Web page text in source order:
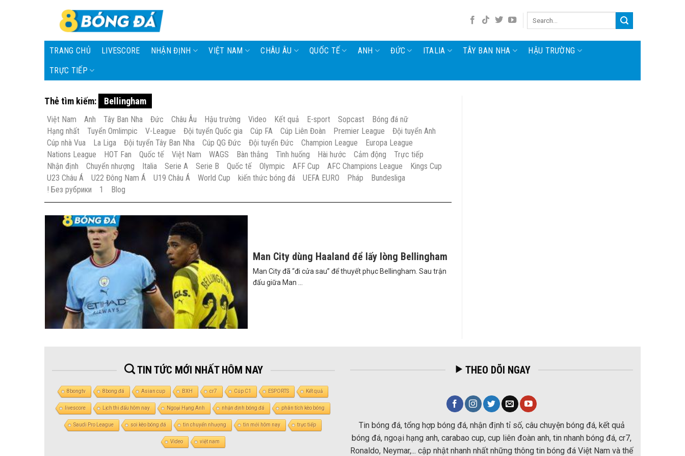
content
TRANG CHỦ
LIVESCORE NHẬN ĐỊNH VIỆT NAM CHÂU ÂU QUỐC TẾ ANH ĐỨC ITALIA TÂY BAN NHA HẬU TRƯỜNG
TRỰC TIẾP
Thẻ tìm kiếm: Bellingham
Việt Nam Anh Tây Ban Nha Đức Châu Âu Hậu trường Video Kết quả E-sport Sopcast
Bóng đá nữ
Hạng nhất
Tuyển Omlimpic V-League Đội tuyển Quốc gia Cúp FA Cúp Liên Đoàn Premier League
Đội tuyển Anh
Cúp nhà Vua
La Liga Đội tuyển Tây Ban Nha Cúp QG Đức Đội tuyển Đức Champion League
Europa League
Nations League
HOT Fan Quốc tế Việt Nam WAGS Bàn thắng Tình huống Hài hước Cảm động
Trực tiếp
Nhận định
Chuyển nhượng Italia Serie A Serie B Quốc tế Olympic AFF Cup AFC Champions League
Kings Cup
U23 Châu Á
U22 Đông Nam Á U19 Châu Á World Cup kiến thức bóng đá UEFA EURO Pháp
Bundesliga
! Без рубрики
1 Blog
Man City dùng Haaland để lấy lòng Bellingham
Man City đã “đi cửa sau” để thuyết phục Bellingham. Sau trận
đấu giữa Man ...
TIN TỨC MỚI NHẤT HÔM NAY
8bongtv 8bong đá Asian cup BXH cr7 Cúp C1 ESPORTS Kết quả
livescore Lịch thi đấu hôm nay Ngoại Hạng Anh nhận định bóng đá phân tích kèo bóng
Saudi Pro League soi kèo bóng đá tin chuyển nhượng tin mới hôm nay trực tiếp
Video việt nam
THEO DÕI NGAY
Tin bóng đá, tổng hợp bóng đá, nhận định tỉ số, câu chuyện bóng đá, kết quả
bóng đá, ngoại hạng anh, carabao cup, cup liên đoàn anh, tin nhanh bóng đá, cr7,
Ronaldo, Neymar,... cập nhật nhanh nhất những thông tin bóng đá Việt Nam và thế